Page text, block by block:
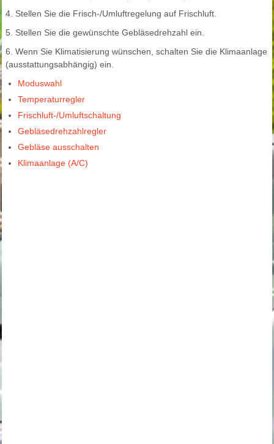
4. Stellen Sie die Frisch-/Umluftregelung auf Frischluft.
5. Stellen Sie die gewünschte Gebläsedrehzahl ein.
6. Wenn Sie Klimatisierung wünschen, schalten Sie die Klimaanlage
(ausstattungsabhängig) ein.
Moduswahl
Temperaturregler
Frischluft-/Umluftschaltung
Gebläsedrehzahlregler
Gebläse ausschalten
Klimaanlage (A/C)